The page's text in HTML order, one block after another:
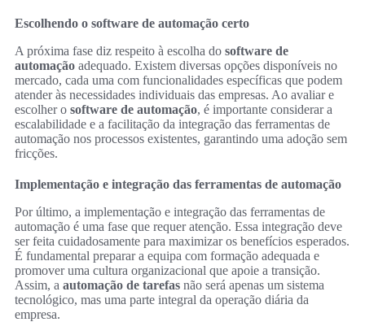
Escolhendo o software de automação certo
A próxima fase diz respeito à escolha do software de
automação adequado. Existem diversas opções disponíveis no
mercado, cada uma com funcionalidades específicas que podem
atender às necessidades individuais das empresas. Ao avaliar e
escolher o software de automação, é importante considerar a
escalabilidade e a facilitação da integração das ferramentas de
automação nos processos existentes, garantindo uma adoção sem
fricções.
Implementação e integração das ferramentas de automação
Por último, a implementação e integração das ferramentas de
automação é uma fase que requer atenção. Essa integração deve
ser feita cuidadosamente para maximizar os benefícios esperados.
É fundamental preparar a equipa com formação adequada e
promover uma cultura organizacional que apoie a transição.
Assim, a automação de tarefas não será apenas um sistema
tecnológico, mas uma parte integral da operação diária da
empresa.